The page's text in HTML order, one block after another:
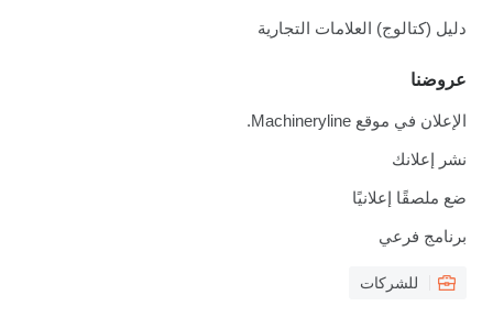
دليل (كتالوج) العلامات التجارية
عروضنا
الإعلان في موقع Machineryline.
نشر إعلانك
ضع ملصقًا إعلانيًا
برنامج فرعي
للشركات